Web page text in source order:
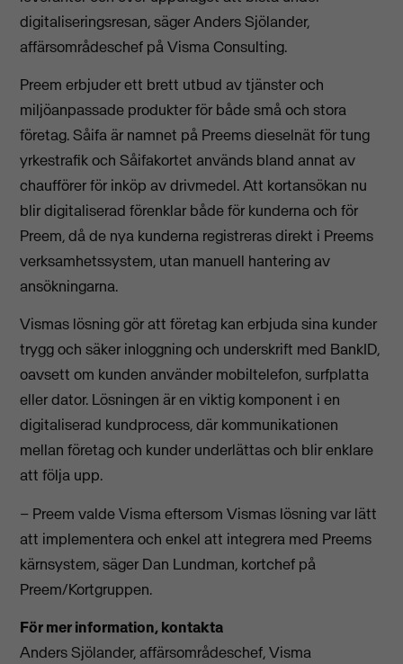
digitaliseringsresan, säger Anders Sjölander,
affärsområdeschef på Visma Consulting.
Preem erbjuder ett brett utbud av tjänster och
miljöanpassade produkter för både små och stora
företag. Såifa är namnet på Preems dieselnät för tung
yrkestrafik och Såifakortet används bland annat av
chaufförer för inköp av drivmedel. Att kortansökan nu
blir digitaliserad förenklar både för kunderna och för
Preem, då de nya kunderna registreras direkt i Preems
verksamhetssystem, utan manuell hantering av
ansökningarna.
Vismas lösning gör att företag kan erbjuda sina kunder
trygg och säker inloggning och underskrift med BankID,
oavsett om kunden använder mobiltelefon, surfplatta
eller dator. Lösningen är en viktig komponent i en
digitaliserad kundprocess, där kommunikationen
mellan företag och kunder underlättas och blir enklare
att följa upp.
– Preem valde Visma eftersom Vismas lösning var lätt
att implementera och enkel att integrera med Preems
kärnsystem, säger Dan Lundman, kortchef på
Preem/Kortgruppen.
För mer information, kontakta
Anders Sjölander, affärsområdeschef, Visma